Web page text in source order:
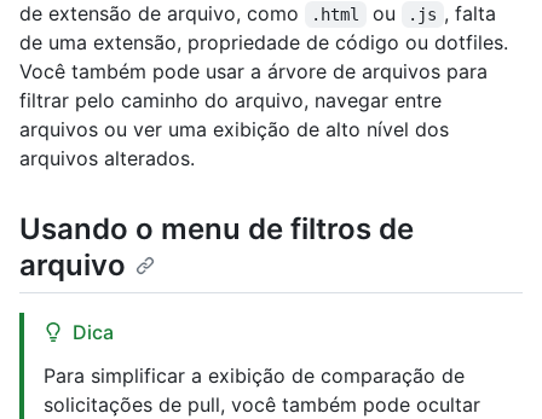
de extensão de arquivo, como
.html ou .js , falta
de uma extensão, propriedade de código ou dotfiles.
Você também pode usar a árvore de arquivos para
filtrar pelo caminho do arquivo, navegar entre
arquivos ou ver uma exibição de alto nível dos
arquivos alterados.
Usando o menu de filtros de
arquivo
Dica
Para simplificar a exibição de comparação de
solicitações de pull, você também pode ocultar